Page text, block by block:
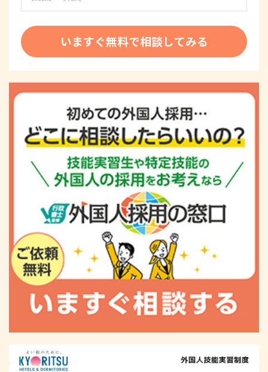
いますぐ無料で相談してみる